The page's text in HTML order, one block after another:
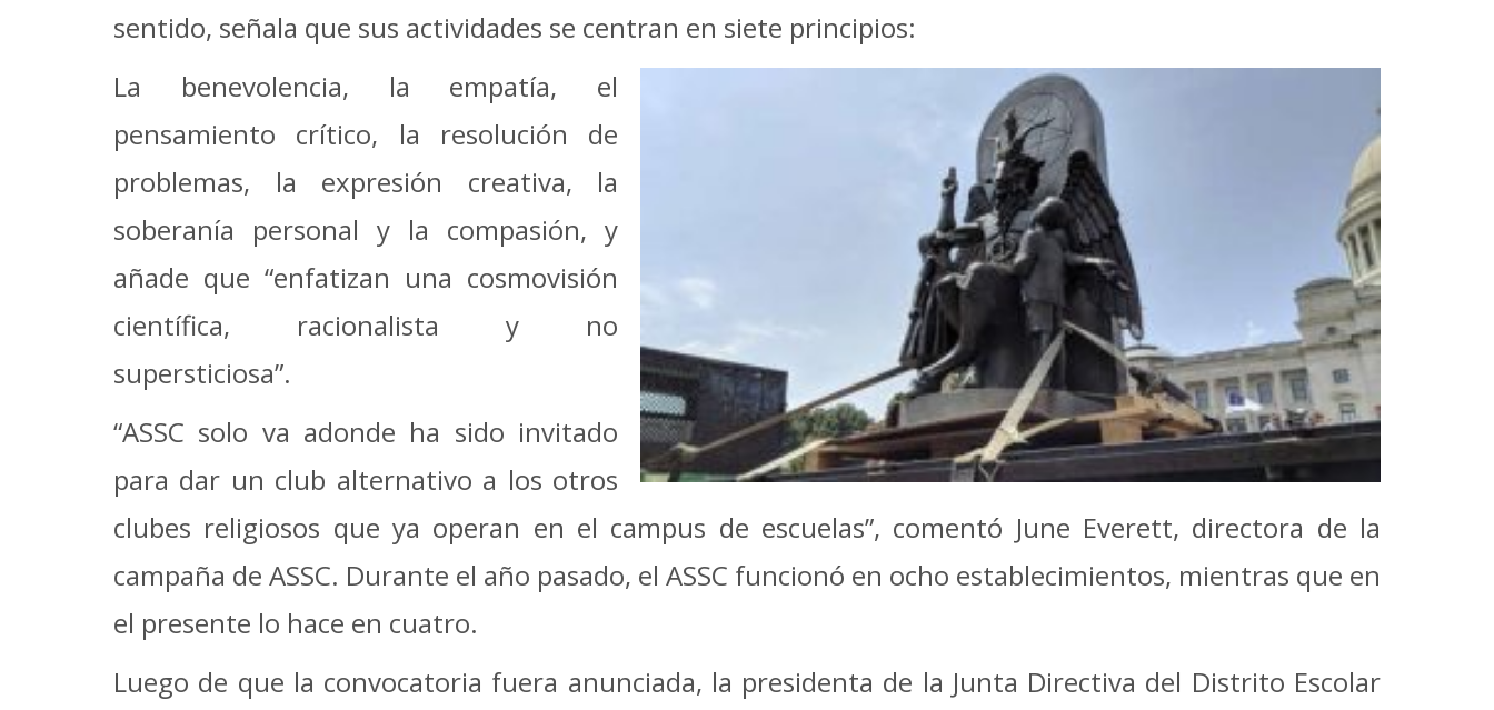
sentido, señala que sus actividades se centran en siete principios:
La benevolencia, la empatía, el
pensamiento crítico, la resolución de
problemas, la expresión creativa, la
soberanía personal y la compasión, y
añade que “enfatizan una cosmovisión
científica, racionalista y no
supersticiosa”.
“ASSC solo va adonde ha sido invitado
para dar un club alternativo a los otros
clubes religiosos que ya operan en el campus de escuelas”, comentó June Everett, directora de la
campaña de ASSC. Durante el año pasado, el ASSC funcionó en ocho establecimientos, mientras que en
el presente lo hace en cuatro.
Luego de que la convocatoria fuera anunciada, la presidenta de la Junta Directiva del Distrito Escolar